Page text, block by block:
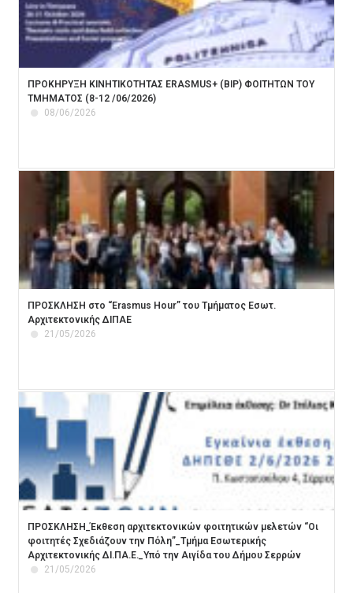
ΠΡΟΚΗΡΥΞΗ ΚΙΝΗΤΙΚΟΤΗΤΑΣ ERASMUS+ (BIP) ΦΟΙΤΗΤΩΝ ΤΟΥ
ΤΜΗΜΑΤΟΣ (8-12 /06/2026)
08/06/2026
ΠΡΟΣΚΛΗΣΗ στο “Erasmus Hour” του Τμήματος Εσωτ.
Αρχιτεκτονικής ΔΙΠΑΕ
21/05/2026
ΠΡΟΣΚΛΗΣΗ_Έκθεση αρχιτεκτονικών φοιτητικών μελετών “Οι
φοιτητές Σχεδιάζουν την Πόλη”_Τμήμα Εσωτερικής
Αρχιτεκτονικής ΔΙ.ΠΑ.Ε._Υπό την Αιγίδα του Δήμου Σερρών
21/05/2026